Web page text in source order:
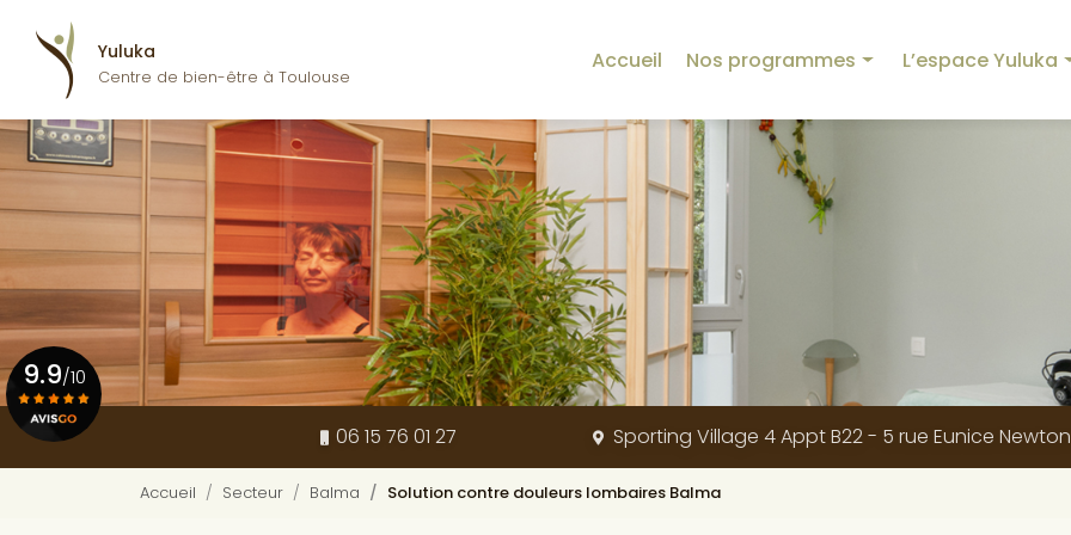
contenu
principal
Yuluka
Centre de bien-être à Toulouse
Accueil
Nos programmes
Programme Yuluka
Programme Détox
Programme Minceur
Programme Sommeil
Programme Mémoire
Programme Stress et Digestion
Programme Sport
Programme Dos et Articulations
Programme Beauté
L’espace Yuluka
06 15 76 01 27 Sporting Village 4 Appt B22 - 5 rue Eunice
9.9/10
Accueil Secteur Balma Solution contre douleurs lombaires Balma